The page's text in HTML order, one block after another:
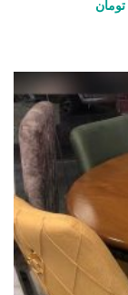
تومان